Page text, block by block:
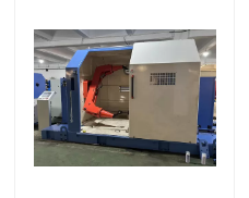
Video's
Over ons